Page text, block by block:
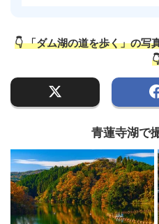
👇 「ダム湖の道を歩く」の写
青蓮寺湖で